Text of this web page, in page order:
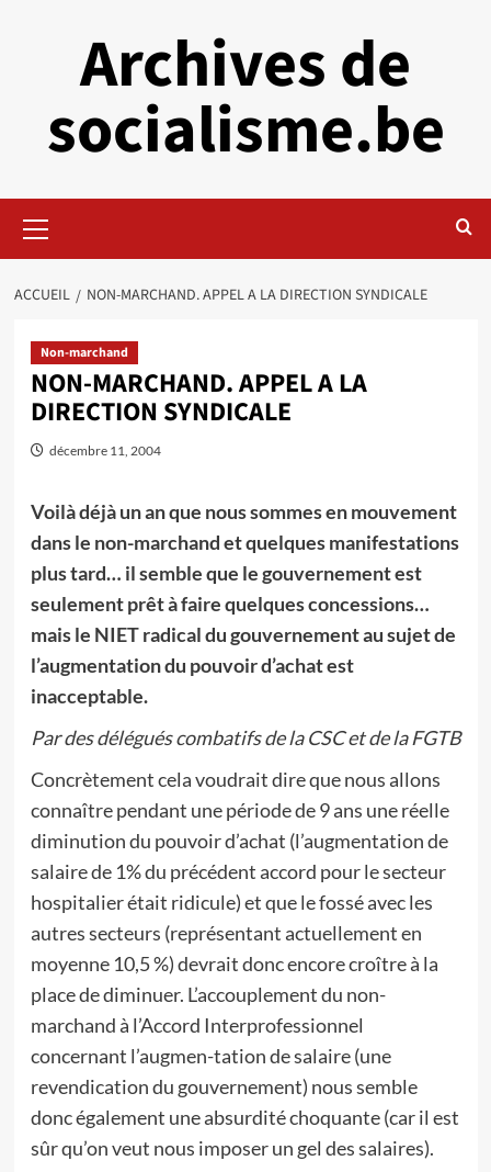
Archives de
socialisme.be
principal
ACCUEIL NON-MARCHAND. APPEL A LA DIRECTION SYNDICALE
Non-marchand
NON-MARCHAND. APPEL A LA
DIRECTION SYNDICALE
décembre 11, 2004
Voilà déjà un an que nous sommes en mouvement
dans le non-marchand et quelques manifestations
plus tard… il semble que le gouvernement est
seulement prêt à faire quelques concessions…
mais le NIET radical du gouvernement au sujet de
l’augmentation du pouvoir d’achat est
inacceptable.
Par des délégués combatifs de la CSC et de la FGTB
Concrètement cela voudrait dire que nous allons
connaître pendant une période de 9 ans une réelle
diminution du pouvoir d’achat (l’augmentation de
salaire de 1% du précédent accord pour le secteur
hospitalier était ridicule) et que le fossé avec les
autres secteurs (représentant actuellement en
moyenne 10,5 %) devrait donc encore croître à la
place de diminuer. L’accouplement du non-
marchand à l’Accord Interprofessionnel
concernant l’augmen-tation de salaire (une
revendication du gouvernement) nous semble
donc également une absurdité choquante (car il est
sûr qu’on veut nous imposer un gel des salaires).